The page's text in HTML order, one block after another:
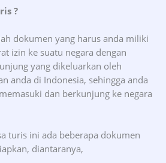
?
dokumen yang harus anda miliki
izin ke suatu negara dengan
yang dikeluarkan oleh
anda di Indonesia, sehingga anda
dan berkunjung ke negara
turis ini ada beberapa dokumen
diantaranya,